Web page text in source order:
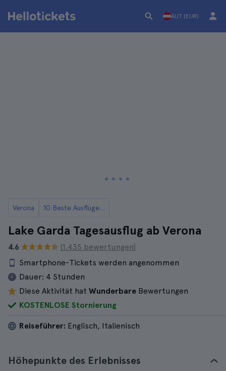
AUT (EUR)
Verona 10 Beste Ausflüge von Verona
Lake Garda Tagesausflug ab Verona
4.6
(1.435 bewertungen)
Smartphone-Tickets werden angenommen
Dauer: 4 Stunden
Diese Aktivität hat Wunderbare Bewertungen
KOSTENLOSE Stornierung
Reiseführer: Englisch, Italienisch
Höhepunkte des Erlebnisses